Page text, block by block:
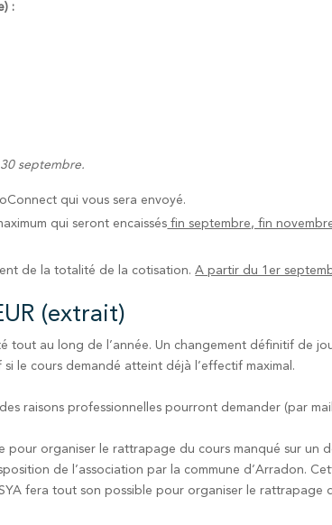
:
septembre.
qui vous sera envoyé.
qui seront encaissés fin septembre, fin
de la totalité de la cotisation.A partir du 1er
(extrait)
tout au long de l’année. Un changement définitif de
le cours demandé atteint déjà l’effectif maximal.
raisons professionnelles pourront demander (par
pour organiser le rattrapage du cours manqué sur un
de l’association par la commune d’Arradon.
fera tout son possible pour organiser le rattrapage